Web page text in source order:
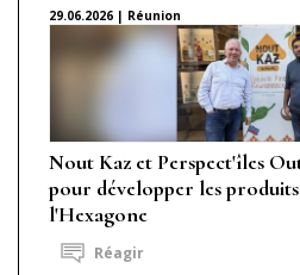
29.06.2026 | Réunion
Nout Kaz et Perspect'îles
pour développer les
l'Hexagone
Réagir